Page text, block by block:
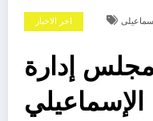
اخر الاخبار
إدارة
الإسماعيلي